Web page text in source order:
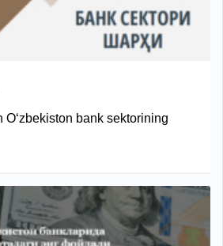
O‘zbekiston bank sektorining